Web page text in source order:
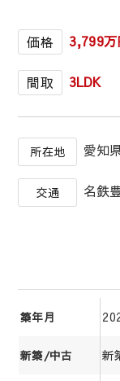
価格 3,799万
間取 3LDK
所在地 愛知
交通 名鉄
築年月
新築/中古 新